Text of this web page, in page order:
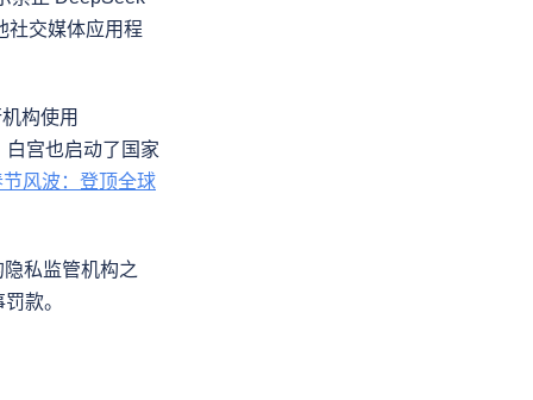
社交媒体应用程
构使用
白宫也启动了国家
风波：登顶全球
私监管机构之
款。